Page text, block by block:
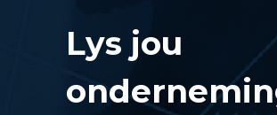
Lys jou